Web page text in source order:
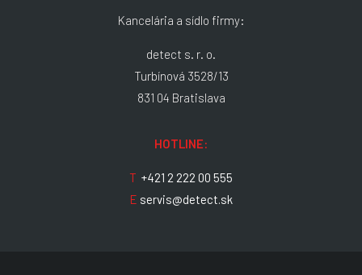
Kancelária a sídlo firmy:
detect s. r. o.
Turbínová 3528/13
831 04 Bratislava
HOTLINE:
T +421 2 222 00 555
E servis@detect.sk